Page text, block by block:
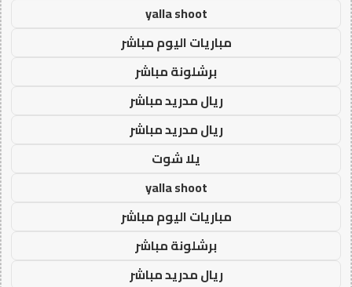
yalla shoot
مباريات اليوم مباشر
برشلونة مباشر
ريال مدريد مباشر
ريال مدريد مباشر
يلا شوت
yalla shoot
مباريات اليوم مباشر
برشلونة مباشر
ريال مدريد مباشر